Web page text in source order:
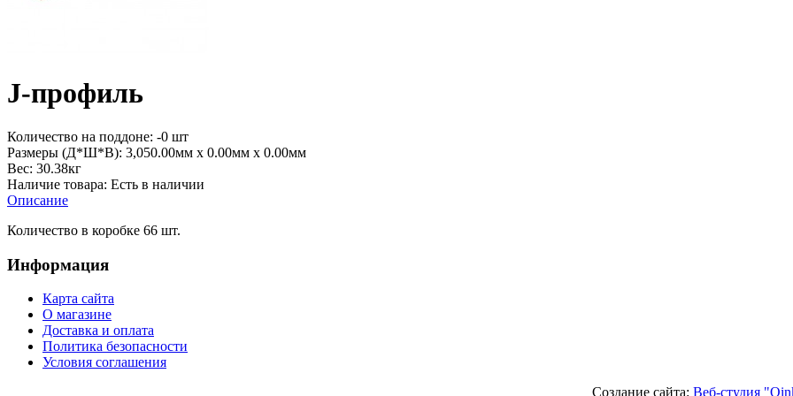
J-профиль
Количество на поддоне: -0 шт
Размеры (Д*Ш*В): 3,050.00мм x 0.00мм x 0.00мм
Вес: 30.38кг
Наличие товара: Есть в наличии
Описание
Количество в коробке 66 шт.
Информация
Карта сайта
О магазине
Доставка и оплата
Политика безопасности
Условия соглашения
Создание сайта: Веб-студия